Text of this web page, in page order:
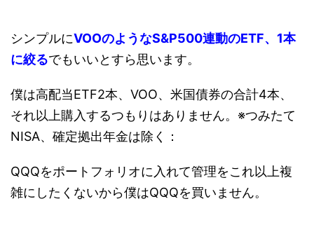
シンプルにVOOのようなS&P500連動のETF、1本
に絞るでもいいとすら思います。
僕は高配当ETF2本、VOO、米国債券の合計4本、
それ以上購入するつもりはありません。※つみたて
NISA、確定拠出年金は除く：
QQQをポートフォリオに入れて管理をこれ以上複
雑にしたくないから僕はQQQを買いません。